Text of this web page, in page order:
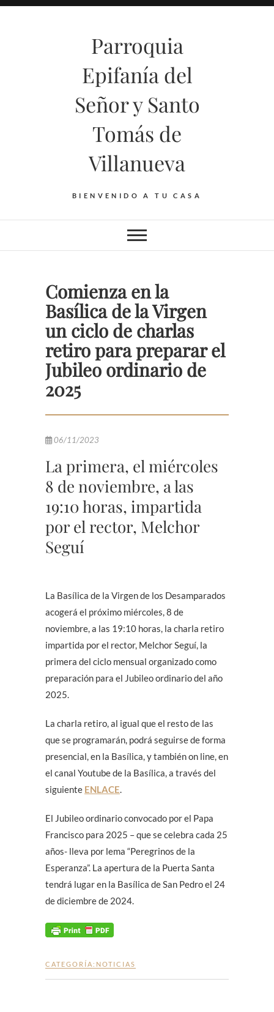
Saltar
Parroquia
Epifanía del
Señor y Santo
Tomás de
Villanueva
BIENVENIDO A TU CASA
Comienza en la
Basílica de la Virgen
un ciclo de charlas
retiro para preparar el
Jubileo ordinario de
2025
06/11/2023
La primera, el miércoles
8 de noviembre, a las
19:10 horas, impartida
por el rector, Melchor
Seguí
La Basílica de la Virgen de los Desamparados
acogerá el próximo miércoles, 8 de
noviembre, a las 19:10 horas, la charla retiro
impartida por el rector, Melchor Seguí, la
primera del ciclo mensual organizado como
preparación para el Jubileo ordinario del año
2025.
La charla retiro, al igual que el resto de las
que se programarán, podrá seguirse de forma
presencial, en la Basílica, y también on line, en
el canal Youtube de la Basílica, a través del
siguiente ENLACE.
El Jubileo ordinario convocado por el Papa
Francisco para 2025 – que se celebra cada 25
años- lleva por lema “Peregrinos de la
Esperanza”. La apertura de la Puerta Santa
tendrá lugar en la Basílica de San Pedro el 24
de diciembre de 2024.
CATEGORÍA: NOTICIAS